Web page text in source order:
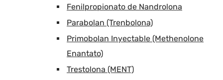
Fenilpropionato de Nandrolona
Parabolan (Trenbolona)
Primobolan Inyectable (Methenolone
Enantato)
Trestolona (MENT)